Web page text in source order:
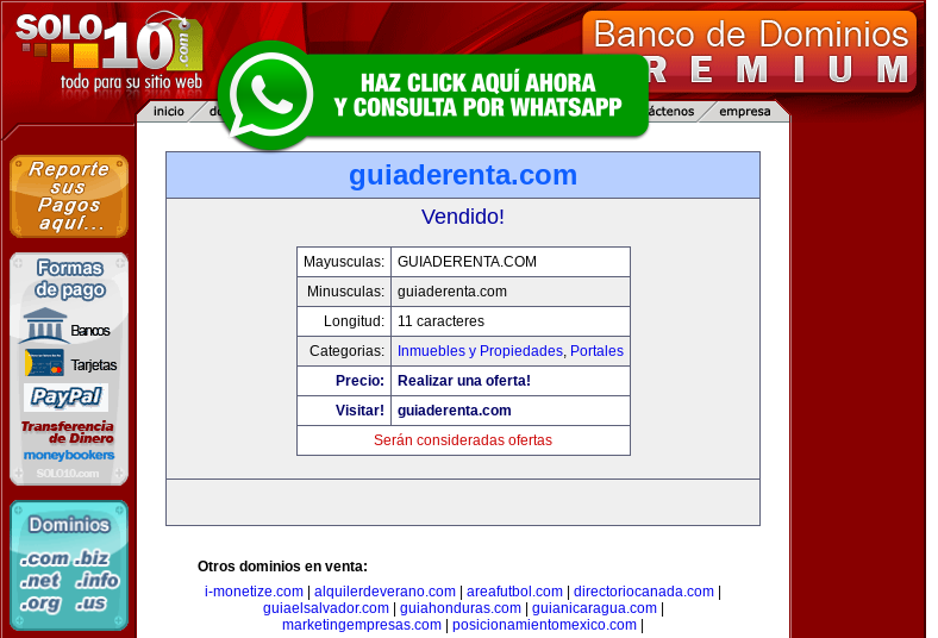
guiaderenta.com
Vendido!
Mayusculas:
GUIADERENTA.COM
Minusculas:
guiaderenta.com
Longitud:
11 caracteres
Categorias:
Inmuebles y Propiedades, Portales
Precio:
Realizar una oferta!
Visitar!
guiaderenta.com
Serán consideradas ofertas
Otros dominios en venta:
i-monetize.com
alquilerdeverano.com areafutbol.com directoriocanada.com
guiaelsalvador.com| guiahonduras.com| guianicaragua.com|
marketingempresas.com
posicionamientomexico.com